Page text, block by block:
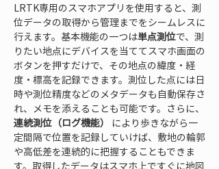
LRTK専用のスマホアプリを使用すると、測
位データの取得から管理までをシームレスに
行えます。基本機能の一つは単点測位で、測
りたい地点にデバイスを当ててスマホ画面の
ボタンを押すだけで、その地点の緯度・経
度・標高を記録できます。測位した点には日
時や測位精度などのメタデータも自動保存さ
れ、メモを添えることも可能です。さらに、
連続測位（ログ機能）
により歩きながら一
定間隔で位置を記録していけば、敷地の輪郭
や高低差を連続的に把握することもできま
す。取得したデータはスマホ上ですぐに地図